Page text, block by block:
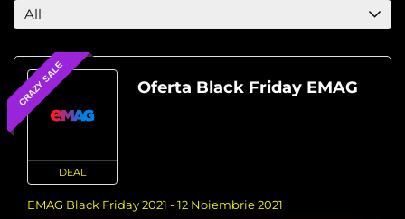
All
CRAZY SALE
DEAL
Oferta Black Friday EMAG
EMAG Black Friday 2021 - 12 Noiembrie 2021